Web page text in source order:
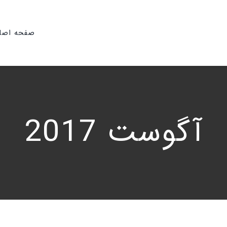
صفحه
آگوست 2017